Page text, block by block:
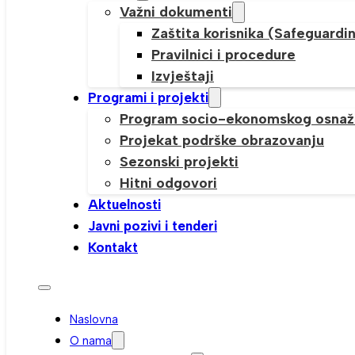
Važni dokumenti
Zaštita korisnika
Pravilnici i procedure
Izvještaji
Programi i projekti
Program socio-ekonomskog
Projekat podrške obrazovanju
Sezonski projekti
Hitni odgovori
Aktuelnosti
Javni pozivi i tenderi
Kontakt
Naslovna
O nama